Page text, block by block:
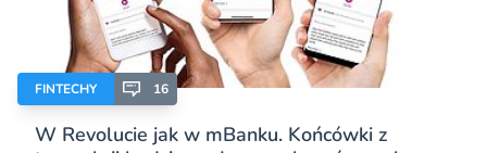
FINTECHY 16
W Revolucie jak w mBanku. Końcówki z